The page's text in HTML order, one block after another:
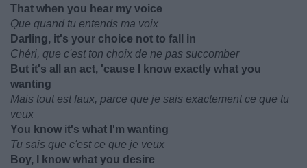
That when you hear my voice
Que quand tu entends ma voix
Darling, it's your choice not to fall in
Chéri, que c'est ton choix de ne pas succomber
But it's all an act, 'cause I know exactly what you
wanting
Mais tout est faux, parce que je sais exactement ce que tu
veux
You know it's what I'm wanting
Tu sais que c'est ce que je veux
Boy, I know what you desire